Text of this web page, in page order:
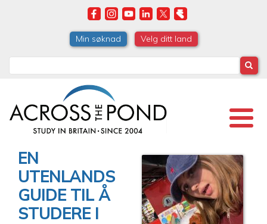
Min søknad Velg ditt land
EN
UTENLANDS
GUIDE TIL Å
STUDERE I